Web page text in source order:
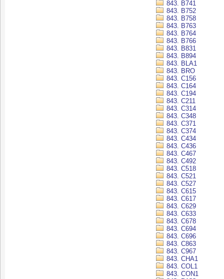
843. B741
843. B752
843. B758
843. B763
843. B764
843. B766
843. B831
843. B894
843. BLA1
843. BRO
843. C156
843. C164
843. C194
843. C211
843. C314
843. C348
843. C371
843. C374
843. C434
843. C436
843. C467
843. C492
843. C518
843. C521
843. C527
843. C615
843. C617
843. C629
843. C633
843. C678
843. C694
843. C696
843. C863
843. C967
843. CHA1
843. COL1
843. CON1